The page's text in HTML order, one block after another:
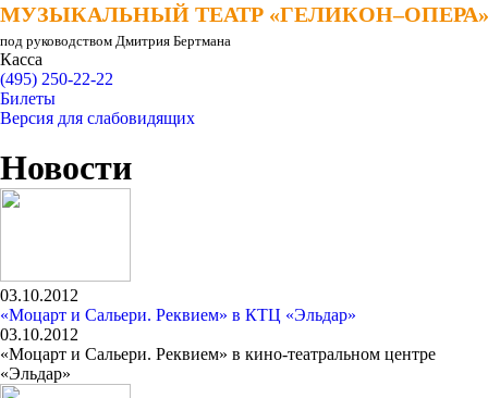
МУЗЫКАЛЬНЫЙ ТЕАТР «ГЕЛИКОН–ОПЕРА»
МУЗЫКАЛЬНЫЙ ТЕАТР «ГЕЛИКОН–ОПЕРА»
под руководством Дмитрия Бертмана
Касса
(495) 250-22-22
Билеты
Версия для слабовидящих
Новости
03.10.2012
«Моцарт и Сальери. Реквием» в КТЦ «Эльдар»
03.10.2012
«Моцарт и Сальери. Реквием» в кино-театральном центре
«Эльдар»